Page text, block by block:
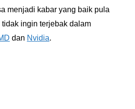
menjadi kabar yang baik pula
ingin terjebak dalam
dan Nvidia.